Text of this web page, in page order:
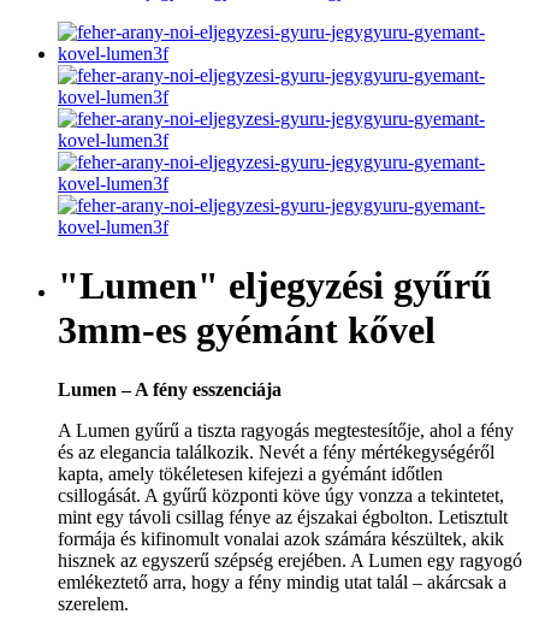
"Lumen" eljegyzési gyűrű
3mm-es gyémánt kővel
Lumen – A fény esszenciája
A Lumen gyűrű a tiszta ragyogás megtestesítője, ahol a fény
és az elegancia találkozik. Nevét a fény mértékegységéről
kapta, amely tökéletesen kifejezi a gyémánt időtlen
csillogását. A gyűrű központi köve úgy vonzza a tekintetet,
mint egy távoli csillag fénye az éjszakai égbolton. Letisztult
formája és kifinomult vonalai azok számára készültek, akik
hisznek az egyszerű szépség erejében. A Lumen egy ragyogó
emlékeztető arra, hogy a fény mindig utat talál – akárcsak a
szerelem.